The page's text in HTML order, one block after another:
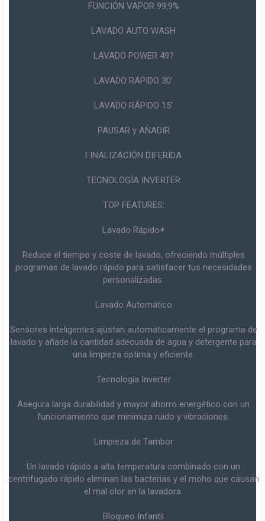
FUNCIÓN VAPOR 99,9%
LAVADO AUTO WASH
LAVADO POWER 49?
LAVADO RÁPIDO 30'
LAVADO RÁPIDO 15'
PAUSAR y AÑADIR
FINALIZACIÓN DIFERIDA
TECNOLOGÍA INVERTER
TOP FEATURES:
Lavado Rápido+
Reduce el tiempo y coste de lavado, ofreciendo múltiples
programas de lavado rápido para satisfacer tus necesidades
personalizadas.
Lavado Automático
Sensores inteligentes ajustan automáticamente el programa de
lavado y añade la cantidad adecuada de agua y detergente para
una limpieza óptima y eficiente.
Tecnología Inverter
Asegura larga durabilidad y mayor ahorro energético con un
funcionamiento que minimiza ruido y vibraciones.
Limpieza de Tambor
Un lavado rápido a alta temperatura combinado con un
centrifugado rápido eliminan las bacterias y el moho que causan
el mal olor en la lavadora.
Bloqueo Infantil